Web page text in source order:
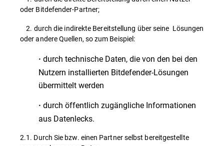
oder Bitdefender-Partner;
2. durch die indirekte Bereitstellung über seine Lösungen
oder andere Quellen, so zum Beispiel:
· durch technische Daten, die von den bei den
Nutzern installierten Bitdefender-Lösungen
übermittelt werden
· durch öffentlich zugängliche Informationen
aus Datenlecks.
2.1. Durch Sie bzw. einen Partner selbst bereitgestellte